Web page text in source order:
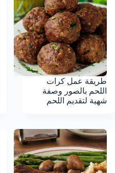
طريقة عمل كرات
اللحم بالصور وصفة
شهية لتقديم اللحم